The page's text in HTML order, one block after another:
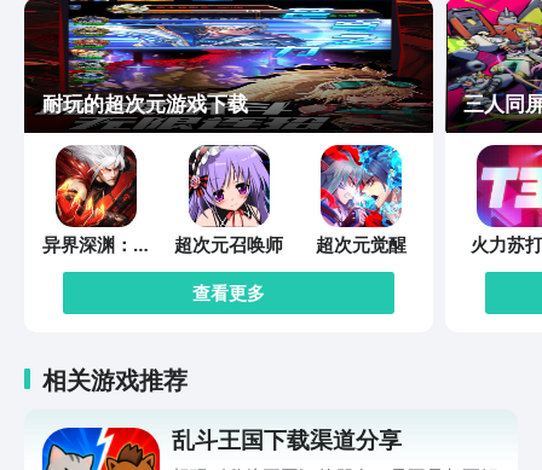
耐玩的超次元游戏下载
异界深渊：觉
醒
超次元召唤师
超次元觉醒
查看更多
三人同
火力苏
相关游戏推荐
乱斗王国下载渠道分享